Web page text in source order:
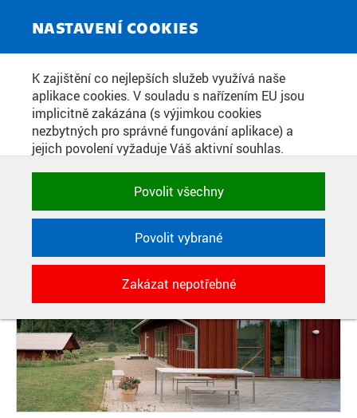
NASTAVENÍ COOKIES
K zajištění co nejlepších služeb využívá naše
aplikace cookies. V souladu s nařízením EU jsou
implicitně zakázána (s výjimkou cookies
nezbytných pro správné fungování aplikace) a
jejich povolení vyžaduje Váš aktivní souhlas.
zakázat, případně vybrat a povolit cookies podle
kategorie. Svoje rozhodnutí můžete samozřejmě
kdykoli změnit.
POTŘEBNÉ
Technické cookies využívané aplikacemi
ČVUT pro uchování jejich nastavení,
vlastností a identifikátorů relace. Jsou
nezbytné pro správné fungování a jsou
vždy aktivní.
ANALYTICKÉ
Povolit všechny
Povolit vybrané
Zakázat nepotřebné
ZPRAVODAJSKÝ SERVIS
PŘEDNÁŠKY CYKLU NOVEMBER
TALKS SE ZAMĚŘÍ NA BYDLENÍ
Datum zveřejnění:29. 10. 2025